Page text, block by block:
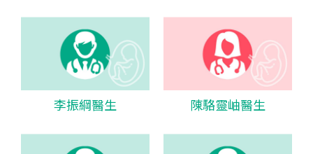
李振綱醫生 陳駱靈岫醫生